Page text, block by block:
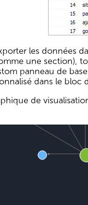
les données
une section),
panneau de
dans le bloc
de